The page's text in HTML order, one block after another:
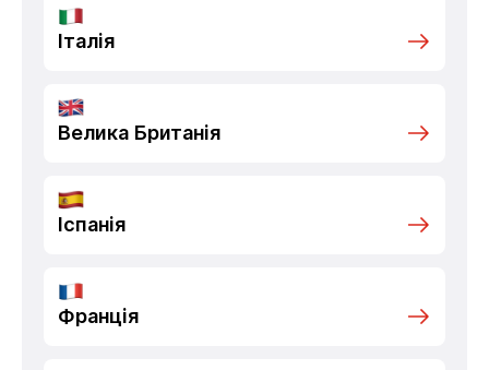
Італія
Велика Британія
Іспанія
Франція